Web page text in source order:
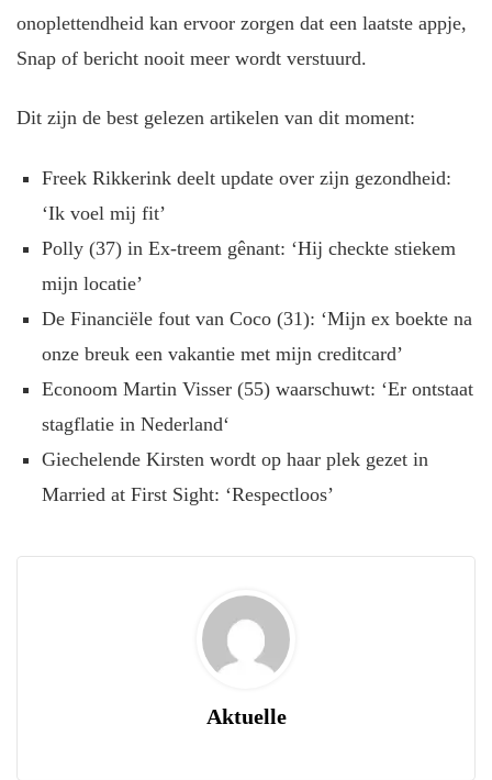
onoplettendheid kan ervoor zorgen dat een laatste appje,
Snap of bericht nooit meer wordt verstuurd.
Dit zijn de best gelezen artikelen van dit moment:
Freek Rikkerink deelt update over zijn gezondheid:
‘Ik voel mij fit’
Polly (37) in Ex-treem gênant: ‘Hij checkte stiekem
mijn locatie’
De Financiële fout van Coco (31): ‘Mijn ex boekte na
onze breuk een vakantie met mijn creditcard’
Econoom Martin Visser (55) waarschuwt: ‘Er ontstaat
stagflatie in Nederland‘
Giechelende Kirsten wordt op haar plek gezet in
Married at First Sight: ‘Respectloos’
Aktuelle